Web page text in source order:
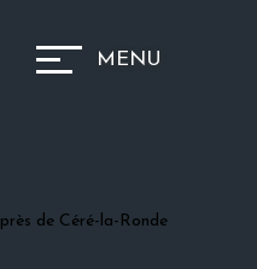
MENU
près de Céré-la-Ronde